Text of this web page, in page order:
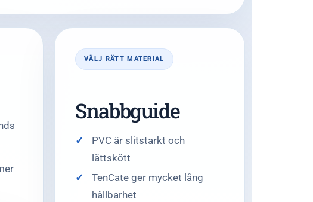
VÄLJ RÄTT MATERIAL
Snabbguide
PVC är slitstarkt och
lättskött
TenCate ger mycket lång
hållbarhet